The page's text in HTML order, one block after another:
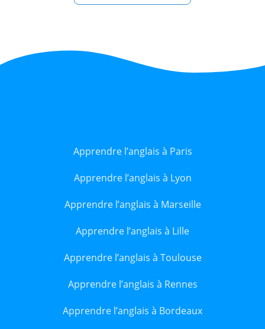
Apprendre l’anglais à Paris
Apprendre l’anglais à Lyon
Apprendre l’anglais à Marseille
Apprendre l’anglais à Lille
Apprendre l’anglais à Toulouse
Apprendre l’anglais à Rennes
Apprendre l’anglais à Bordeaux